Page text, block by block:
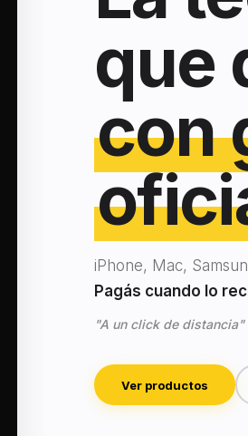
que
con
iPhone, Mac,
Pagás cuando lo
"A un click de distancia"
Ver productos